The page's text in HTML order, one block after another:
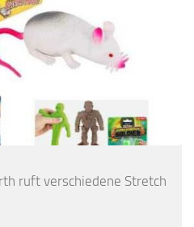
ruft verschiedene Stretch